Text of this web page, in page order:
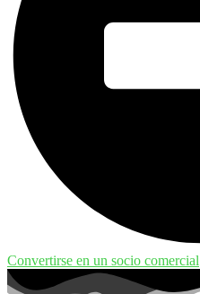
Convertirse en un socio comercial